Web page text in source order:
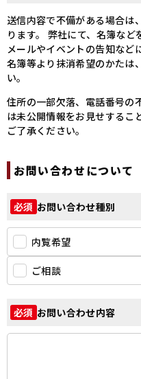
送信内容で不備がある場合は
ります。
弊社にて、名簿など
メールやイベントの告知など
名簿等より抹消希望のかたは
い。
住所の一部欠落、電話番号の
は未公開情報をお見せするこ
ご了承ください。
お問い合わせについて
必須 お問い合わせ種別
内覧希望
ご相談
必須 お問い合わせ内容